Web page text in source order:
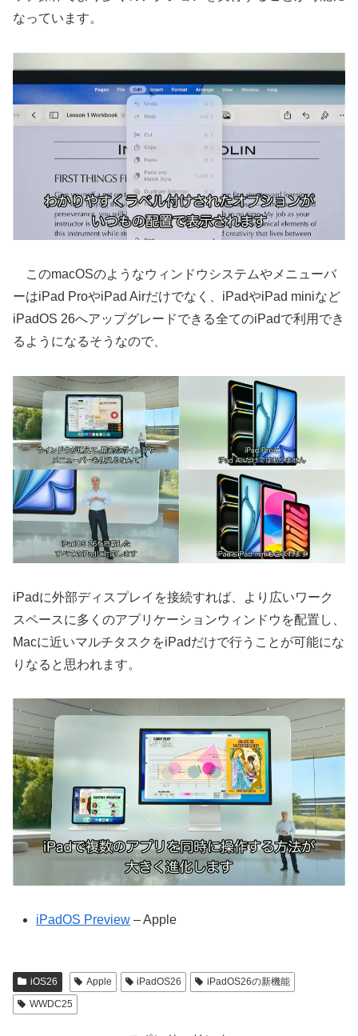
なっています。
このmacOSのようなウィンドウシステムやメニューバ
ーはiPad ProやiPad Airだけでなく、iPadやiPad miniなど
iPadOS 26へアップグレードできる全てのiPadで利用でき
るようになるそうなので、
iPadに外部ディスプレイを接続すれば、より広いワーク
スペースに多くのアプリケーションウィンドウを配置し、
Macに近いマルチタスクをiPadだけで行うことが可能にな
りなると思われます。
iPadOS Preview – Apple
iOS26 Apple iPadOS26
iPadOS26の新機能
WWDC25